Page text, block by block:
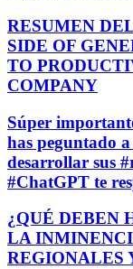
RESUMEN
SIDE OF
TO
COMPANY
Súper
has peguntado
desarrollar sus
#ChatGPT te
¿QUÉ DEBEN
LA
REGIONALES